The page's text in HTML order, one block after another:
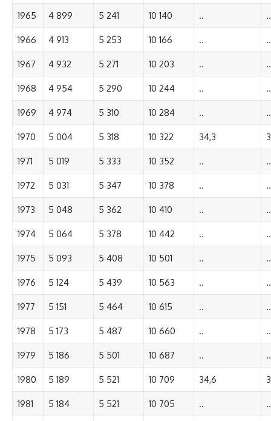
1965 4 899 5 241 10 140 .. ..
1966 4 913 5 253 10 166 .. ..
1967 4 932 5 271 10 203 .. ..
1968 4 954 5 290 10 244 .. ..
1969 4 974 5 310 10 284 .. ..
1970 5 004 5 318 10 322 34,3
1971 5 019 5 333 10 352 .. ..
1972 5 031 5 347 10 378 .. ..
1973 5 048 5 362 10 410 .. ..
1974 5 064 5 378 10 442 .. ..
1975 5 093 5 408 10 501 .. ..
1976 5 124 5 439 10 563 .. ..
1977 5 151 5 464 10 615 .. ..
1978 5 173 5 487 10 660 .. ..
1979 5 186 5 501 10 687 .. ..
1980 5 189 5 521 10 709 34,6
1981 5 184 5 521 10 705 .. ..